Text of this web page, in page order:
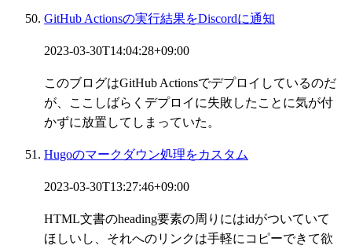
GitHub Actionsの実行結果をDiscordに通知
2023-03-30T14:04:28+09:00
このブログはGitHub Actionsでデプロイしているのだ
が、ここしばらくデプロイに失敗したことに気が付
かずに放置してしまっていた。
Hugoのマークダウン処理をカスタム
2023-03-30T13:27:46+09:00
HTML文書のheading要素の周りにはidがついていて
ほしいし、それへのリンクは手軽にコピーできて欲